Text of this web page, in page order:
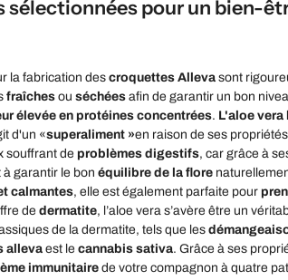
sélectionnées pour un bien-
la fabrication descroquettes Alleva sont
fraîches ou séchées afin de garantir un bon
élevée en protéines concentrées. L'aloe
d'un «superaliment »en raison de ses
souffrant de problèmes digestifs, car grâce à
à garantir le bon équilibre de la flore
calmantes, elle est également parfaite pour
de dermatite, l’aloe vera s’avère être un
de la dermatite, tels que les
alleva est le cannabis sativa. Grâce à ses
immunitaire de votre compagnon à quatre